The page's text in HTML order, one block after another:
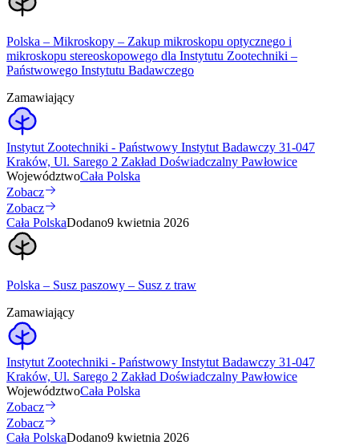
Polska – Mikroskopy – Zakup mikroskopu optycznego i
mikroskopu stereoskopowego dla Instytutu Zootechniki –
Państwowego Instytutu Badawczego
Zamawiający
Instytut Zootechniki - Państwowy Instytut Badawczy 31-047
Kraków, Ul. Sarego 2 Zakład Doświadczalny Pawłowice
WojewództwoCała Polska
Zobacz
Zobacz
Cała PolskaDodano9 kwietnia 2026
Polska – Susz paszowy – Susz z traw
Zamawiający
Instytut Zootechniki - Państwowy Instytut Badawczy 31-047
Kraków, Ul. Sarego 2 Zakład Doświadczalny Pawłowice
WojewództwoCała Polska
Zobacz
Zobacz
Cała PolskaDodano9 kwietnia 2026